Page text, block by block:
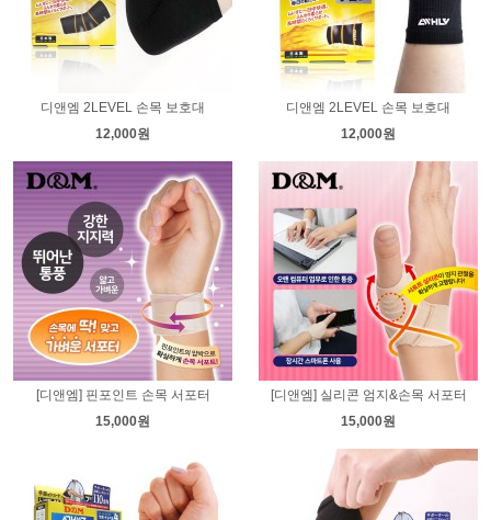
디앤엠 2LEVEL 손목 보호대
12,000원
디앤엠 2LEVEL 손목 보호대
12,000원
[디앤엠] 핀포인트 손목 서포터
15,000원
[디앤엠] 실리콘 엄지&손목 서포터
15,000원